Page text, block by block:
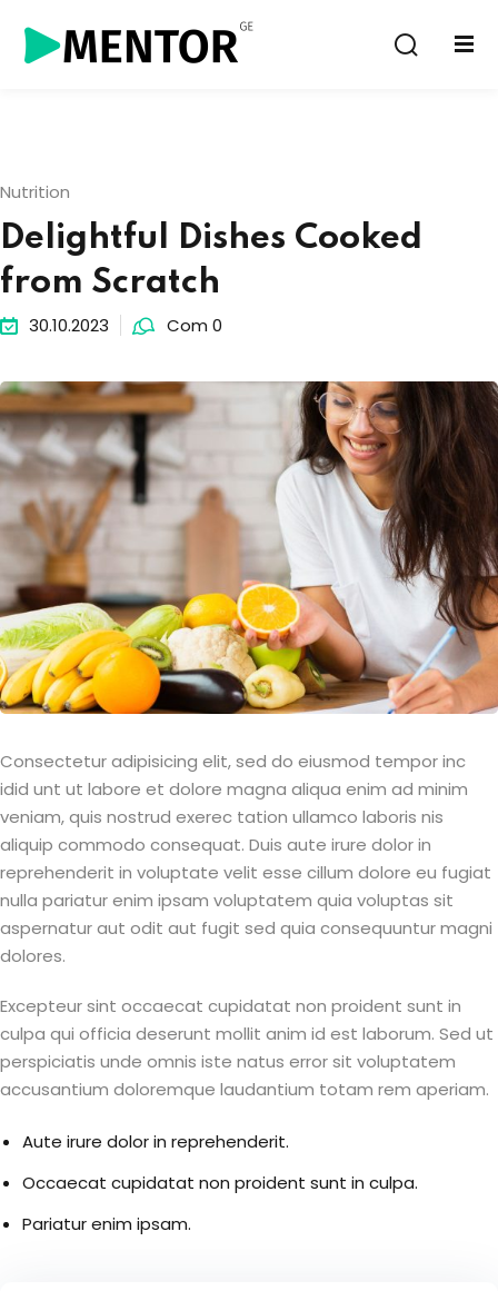
Nutrition
Delightful Dishes Cooked
from Scratch
30.10.2023 Com 0
Consectetur adipisicing elit, sed do eiusmod tempor inc
idid unt ut labore et dolore magna aliqua enim ad minim
veniam, quis nostrud exerec tation ullamco laboris nis
aliquip commodo consequat. Duis aute irure dolor in
reprehenderit in voluptate velit esse cillum dolore eu fugiat
nulla pariatur enim ipsam voluptatem quia voluptas sit
aspernatur aut odit aut fugit sed quia consequuntur magni
dolores.
Excepteur sint occaecat cupidatat non proident sunt in
culpa qui officia deserunt mollit anim id est laborum. Sed ut
perspiciatis unde omnis iste natus error sit voluptatem
accusantium doloremque laudantium totam rem aperiam.
Aute irure dolor in reprehenderit.
Occaecat cupidatat non proident sunt in culpa.
Pariatur enim ipsam.
Sign in
Remember me Lost your password?